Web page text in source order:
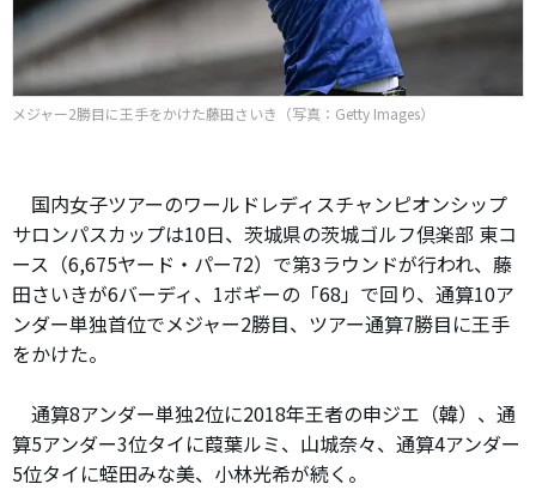
メジャー2勝目に王手をかけた藤田さいき（写真：Getty Images）
国内女子ツアーのワールドレディスチャンピオンシップ
サロンパスカップは10日、茨城県の茨城ゴルフ倶楽部 東コ
ース（6,675ヤード・パー72）で第3ラウンドが行われ、藤
田さいきが6バーディ、1ボギーの「68」で回り、通算10ア
ンダー単独首位でメジャー2勝目、ツアー通算7勝目に王手
をかけた。
通算8アンダー単独2位に2018年王者の申ジエ（韓）、通
算5アンダー3位タイに葭葉ルミ、山城奈々、通算4アンダー
5位タイに蛭田みな美、小林光希が続く。